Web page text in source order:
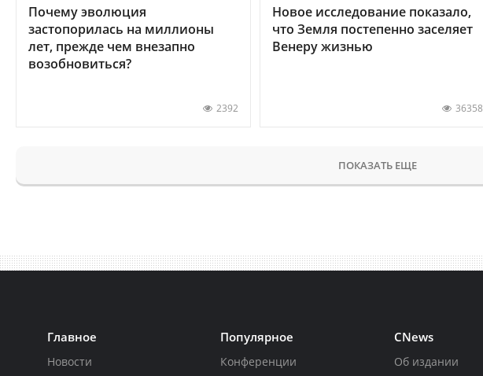
Почему эволюция
застопорилась на миллионы
лет, прежде чем внезапно
возобновиться?
2392
Новое исследование показало,
что Земля постепенно заселяет
Венеру жизнью
36358
ПОКАЗАТЬ ЕЩЕ
Главное
Новости
Популярное
Конференции
CNews
Об издании